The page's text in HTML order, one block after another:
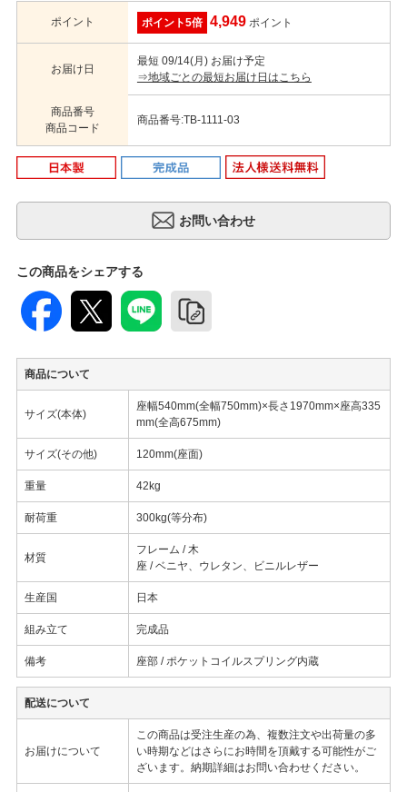
ポイント ポイント5倍 4,949 ポイント
お届け日
最短 09/14(月) お届け予定
⇒地域ごとの最短お届け日はこちら
商品番号
商品コード
商品番号:TB-1111-03
この商品をシェアする
商品について
サイズ(本体)
座幅540mm(全幅750mm)×長さ1970mm×座高335
mm(全高675mm)
サイズ(その他) 120mm(座面)
重量 42kg
耐荷重 300kg(等分布)
材質
フレーム / 木
座 / ベニヤ、ウレタン、ビニルレザー
生産国 日本
組み立て 完成品
備考 座部 / ポケットコイルスプリング内蔵
配送について
お届けについて
この商品は受注生産の為、複数注文や出荷量の多
い時期などはさらにお時間を頂戴する可能性がご
ざいます。納期詳細はお問い合わせください。